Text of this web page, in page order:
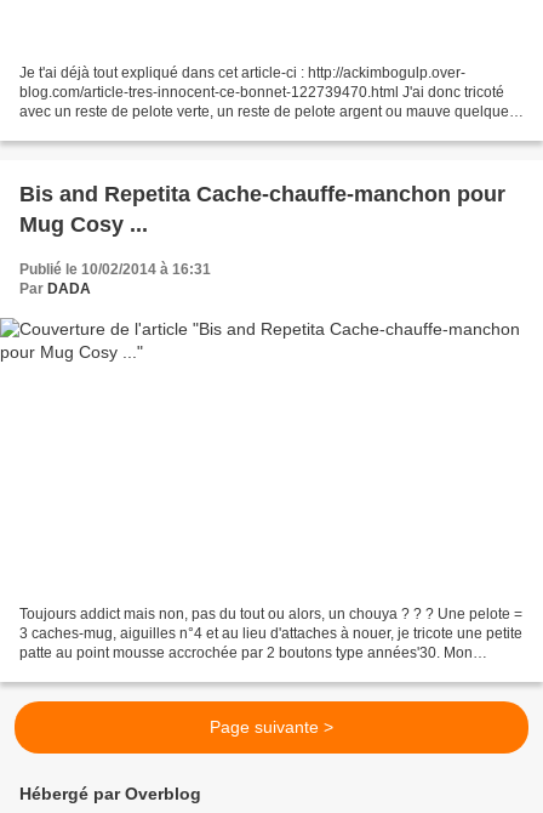
Je t'ai déjà tout expliqué dans cet article-ci : http://ackimbogulp.over-
blog.com/article-tres-innocent-ce-bonnet-122739470.html J'ai donc tricoté
avec un reste de pelote verte, un reste de pelote argent ou mauve quelques
Bis and Repetita Cache-chauffe-manchon pour
Mug Cosy ...
Publié le 10/02/2014 à 16:31
Par DADA
Toujours addict mais non, pas du tout ou alors, un chouya ? ? ? Une pelote =
3 caches-mug, aiguilles n°4 et au lieu d'attaches à nouer, je tricote une petite
patte au point mousse accrochée par 2 boutons type années'30. Mon
Page suivante >
Hébergé par Overblog